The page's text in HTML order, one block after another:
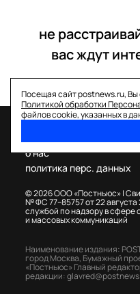
не
вас ждут
Посещая сайт postnews.ru,
Политикой обработки
файлов cookie, указанных в
© 2026 ООО «Постньюс» |
№ ФС 77–85757 от 22
службой по надзору в сфере
и массовых коммуникаций
о нас
политика перс. данных
Наименование издания:
город Москва, Бумажный
«Постньюс» Главный
редакции: